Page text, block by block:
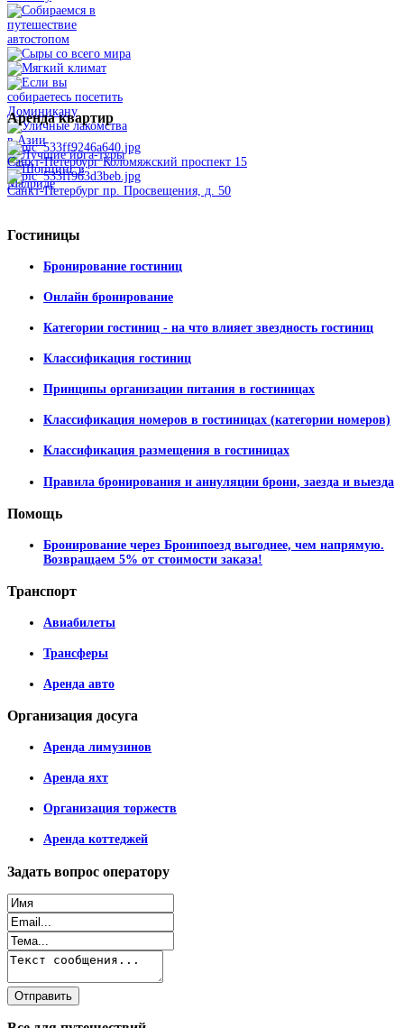
Арендаквартир
Санкт-Петербург Коломяжский проспект 15
Санкт-Петербург пр. Просвещения, д. 50
Гостиницы
Бронирование гостиниц
Онлайн бронирование
Категории гостиниц - на что влияет звездность гостиниц
Классификация гостиниц
Принципы организации питания в гостиницах
Классификация номеров в гостиницах (категории номеров)
Классификация размещения в гостиницах
Правила бронирования и аннуляции брони, заезда и выезда
Помощь
Бронирование через Бронипоезд выгоднее, чем напрямую.
Возвращаем 5% от стоимости заказа!
Транспорт
Авиабилеты
Трансферы
Аренда авто
Организация досуга
Аренда лимузинов
Аренда яхт
Организация торжеств
Аренда коттеджей
Задать вопрос оператору